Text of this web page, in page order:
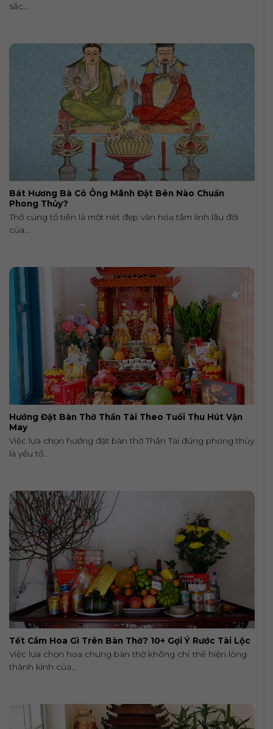
sắc...
Bát Hương Bà Cô Ông Mãnh Đặt Bên Nào Chuẩn
Phong Thủy?
Thờ cúng tổ tiên là một nét đẹp văn hóa tâm linh lâu đời
của...
Hướng Đặt Bàn Thờ Thần Tài Theo Tuổi Thu Hút Vận
May
Việc lựa chọn hướng đặt bàn thờ Thần Tài đúng phong thủy
là yếu tố...
Tết Cắm Hoa Gì Trên Bàn Thờ? 10+ Gợi Ý Rước Tài Lộc
Việc lựa chọn hoa chưng bàn thờ không chỉ thể hiện lòng
thành kính của...